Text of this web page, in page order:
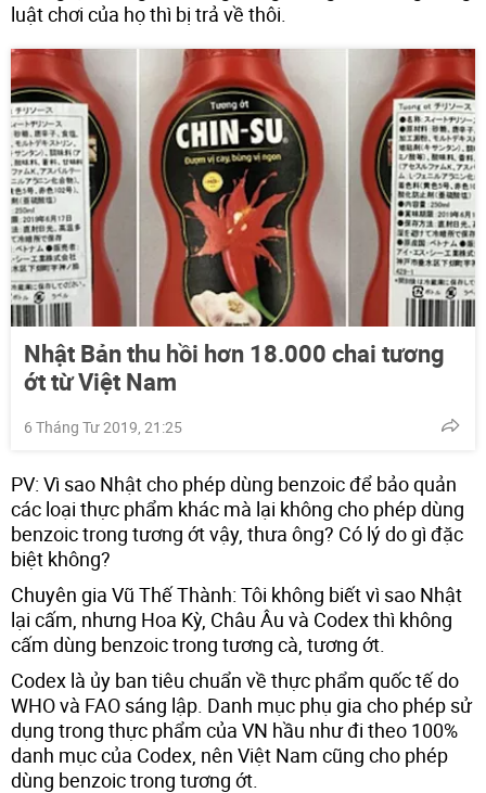
luật chơi của họ thì bị trả về thôi.
Nhật Bản thu hồi hơn 18.000 chai tương
ớt từ Việt Nam
6 Tháng Tư 2019, 21:25
PV: Vì sao Nhật cho phép dùng benzoic để bảo quản
các loại thực phẩm khác mà lại không cho phép dùng
benzoic trong tương ớt vậy, thưa ông? Có lý do gì đặc
biệt không?
Chuyên gia Vũ Thế Thành: Tôi không biết vì sao Nhật
lại cấm, nhưng Hoa Kỳ, Châu Âu và Codex thì không
cấm dùng benzoic trong tương cà, tương ớt.
Codex là ủy ban tiêu chuẩn về thực phẩm quốc tế do
WHO và FAO sáng lập. Danh mục phụ gia cho phép sử
dụng trong thực phẩm của VN hầu như đi theo 100%
danh mục của Codex, nên Việt Nam cũng cho phép
dùng benzoic trong tương ớt.